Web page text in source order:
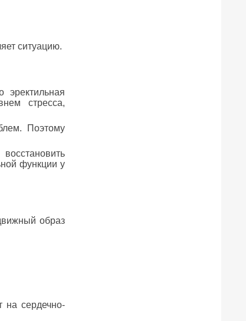
ситуацию.
стресса,
Поэтому
функции у
образ
на сердечно-